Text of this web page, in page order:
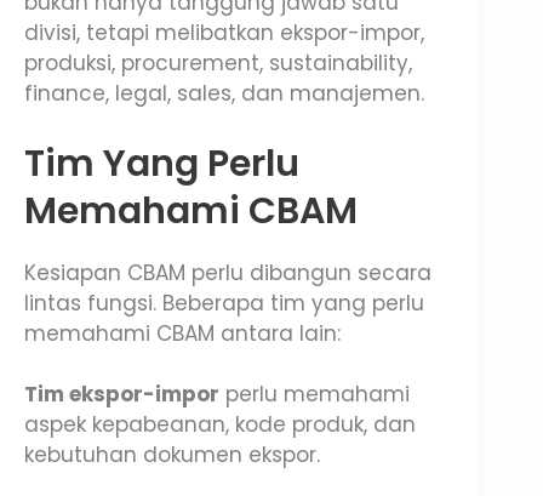
divisi, tetapi melibatkan ekspor-impor,
produksi, procurement, sustainability,
finance, legal, sales, dan manajemen.
Tim Yang Perlu
Memahami CBAM
Kesiapan CBAM perlu dibangun secara
lintas fungsi. Beberapa tim yang perlu
memahami CBAM antara lain:
Tim ekspor-impor perlu memahami
aspek kepabeanan, kode produk, dan
kebutuhan dokumen ekspor.